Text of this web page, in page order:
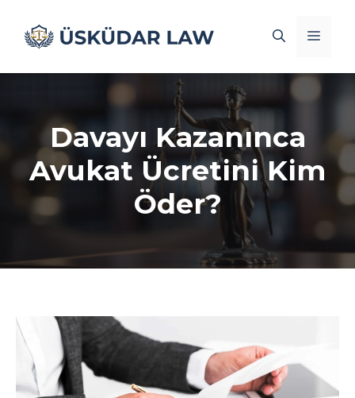
Davayı Kazanınca
Avukat Ücretini Kim
Öder?